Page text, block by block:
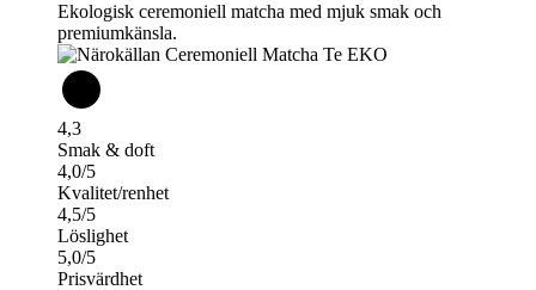
Ekologisk ceremoniell matcha med mjuk smak och
premiumkänsla.
4,3
Smak & doft
4,0/5
Kvalitet/renhet
4,5/5
Löslighet
5,0/5
Prisvärdhet